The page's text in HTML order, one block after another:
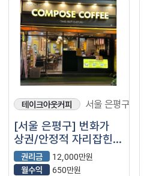
테이크아웃커피 서울 은평구
[서울 은평구] 번화가
상권/안정적 자리잡힌
컴포즈 매장을
소개합니다.
권리금
12,000만원
월수익
650만원